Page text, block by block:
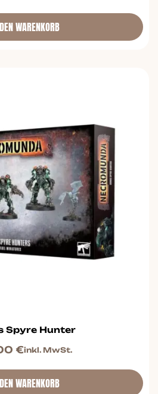
WARENKORB
Spyre Hunter
€inkl. MwSt.
WARENKORB